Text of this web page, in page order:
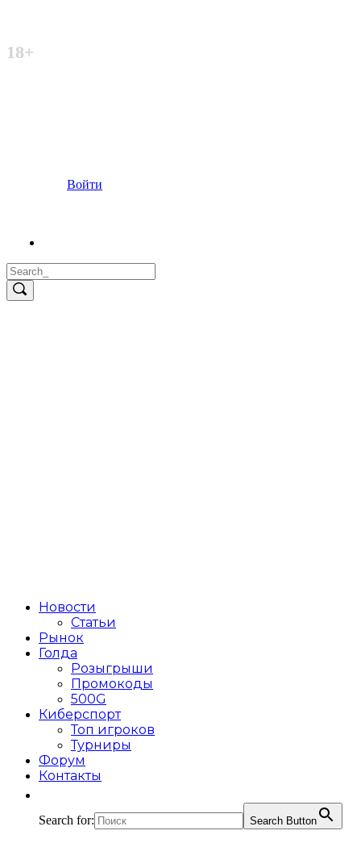
18+
Войти
Новости
Статьи
Рынок
Голда
Розыгрыши
Промокоды
500G
Киберспорт
Топ игроков
Турниры
Форум
Контакты
Search for: Search Button